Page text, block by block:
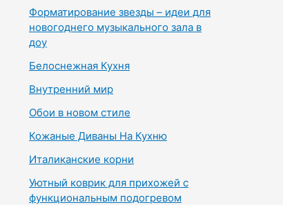
Форматирование звезды – идеи для
новогоднего музыкального зала в
доу
Белоснежная Кухня
Внутренний мир
Обои в новом стиле
Кожаные Диваны На Кухню
Италиканские корни
Уютный коврик для прихожей с
функциональным подогревом